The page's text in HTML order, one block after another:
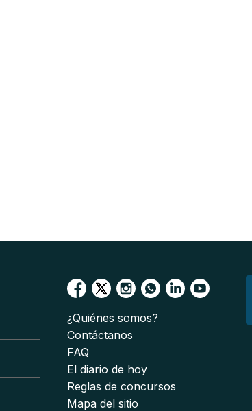
¿Quiénes somos?
Contáctanos
FAQ
El diario de hoy
Reglas de concursos
Mapa del sitio